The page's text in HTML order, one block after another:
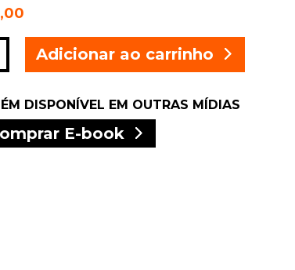
Adicionar ao carrinho
DISPONÍVEL EM OUTRAS MÍDIAS
E-book